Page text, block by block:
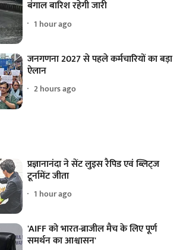
बंगाल बारिश रहेगी जारी
1 hour ago
जनगणना 2027 से पहले कर्मचारियों का बड़ा
ऐलान
2 hours ago
प्रज्ञानानंदा ने सेंट लुइस रैपिड एवं ब्लिट्ज
टूर्नामेंट जीता
1 hour ago
'AIFF को भारत-ब्राजील मैच के लिए पूर्ण
समर्थन का आश्वासन'